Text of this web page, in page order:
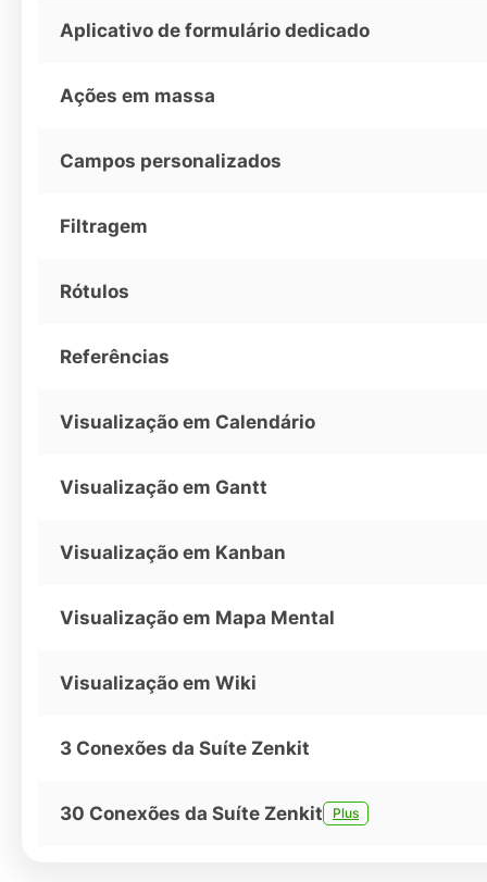
Aplicativo de formulário dedicado
Ações em massa
Campos personalizados
Filtragem
Rótulos
Referências
Visualização em Calendário
Visualização em Gantt
Visualização em Kanban
Visualização em Mapa Mental
Visualização em Wiki
3 Conexões da Suíte Zenkit
30 Conexões da Suíte Zenkit Plus